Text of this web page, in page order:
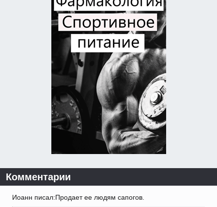
Комментарии
Иоанн писал:Продает ее людям сапогов.